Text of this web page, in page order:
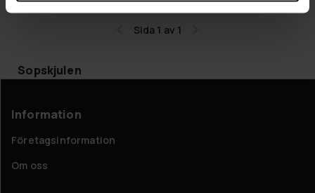
Sida 1 av 1
Sopskjulen
Information
Företagsinformation
Om oss